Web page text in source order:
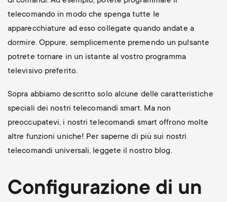
telecomando in modo che spenga tutte le
apparecchiature ad esso collegate quando andate a
dormire. Oppure, semplicemente premendo un pulsante
potrete tornare in un istante al vostro programma
televisivo preferito.
Sopra abbiamo descritto solo alcune delle caratteristiche
speciali dei nostri telecomandi smart. Ma non
preoccupatevi, i nostri telecomandi smart offrono molte
altre funzioni uniche! Per saperne di più sui nostri
telecomandi universali, leggete il nostro blog.
Configurazione di un